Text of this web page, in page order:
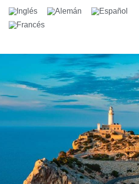
Nos importa tu privacidad
proveer el debido funcionamiento
como cookies relativas al
personalización de tu experiencia
la realización de análisis
proporcionarte anuncios en base a
Puede aceptar o rechazar las
el botón "Aceptar todas" o
respectivamente o, por el contrario,
según tus preferencias haciendo
"Configurar". Para obtener más
visitar nuestraPolítica de Cookies.